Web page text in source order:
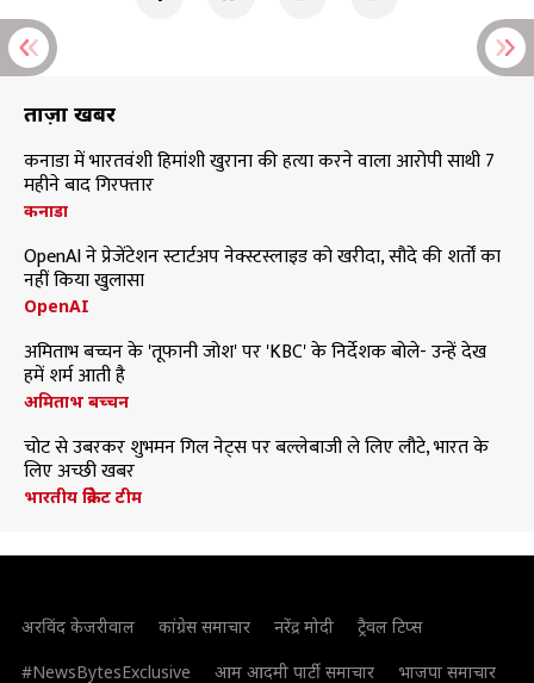
ताज़ा खबरें
कनाडा में भारतवंशी हिमांशी खुराना की हत्या करने वाला आरोपी साथी 7
महीने बाद गिरफ्तार
कनाडा
OpenAI ने प्रेजेंटेशन स्टार्टअप नेक्स्टस्लाइड को खरीदा, सौदे की शर्तों का
नहीं किया खुलासा
OpenAI
अमिताभ बच्चन के 'तूफानी जोश' पर 'KBC' के निर्देशक बोले- उन्हें देख
हमें शर्म आती है
अमिताभ बच्चन
चोट से उबरकर शुभमन गिल नेट्स पर बल्लेबाजी ले लिए लौटे, भारत के
लिए अच्छी खबर
भारतीय क्रिकेट टीम
अरविंद केजरीवाल कांग्रेस समाचार नरेंद्र मोदी
ट्रैवल टिप्स
#NewsBytesExclusive
आम आदमी पार्टी समाचार भाजपा समाचार